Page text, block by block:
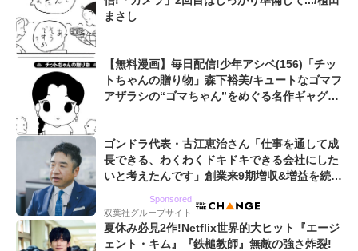
まさし
【無料漫画】毎日配信!少年アシベ(156)「チッ
トちゃんの贈り物」森下裕美/キュートなゴマフ
アザラシの“ゴマちゃん”をめぐる名作ギャグ4
ゴンドラ代表・古江恵治さん「仕事を通して成
長できる、わくわくドキドキできる会社にした
いと考えたんです」創業来9期増収&増益を続け
Sponsored
双葉社グループサイト
夏休み必見2作!Netflix世界的大ヒット『エージ
ェント・キム』『鉄槌教師』無敵の強さ炸裂!